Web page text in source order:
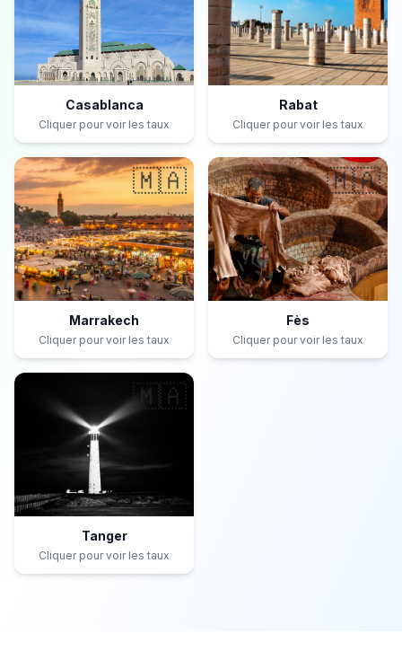
Casablanca
Cliquer pour voir les taux
Rabat
Cliquer pour voir les taux
🇲🇦
Marrakech
Cliquer pour voir les taux
🇲🇦
Fès
Cliquer pour voir les taux
🇲🇦
Tanger
Cliquer pour voir les taux